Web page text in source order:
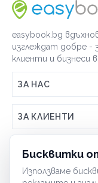
Бисквитки
Използваме
easybook.bg
изглеждат добре -
клиенти и бизнеси в
ЗА НАС
Връзка с
Как работи
Често задавани
ЗА КЛИЕНТИ
Условия за
ЗА ТЪРГОВЦИ
Включи бизнеса